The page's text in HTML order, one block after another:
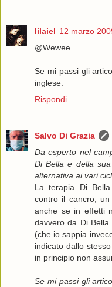
Iilaiel 12 marzo
@Wewee
Se mi passi gli
inglese.
Rispondi
Salvo Di Grazia
Da esperto nel
Di Bella e della
alternativa ai vari
La terapia Di
contro il cancro, un
anche se in effetti
davvero da Di
(che io sappia
indicato dallo
in principio non
Se mi passi gli